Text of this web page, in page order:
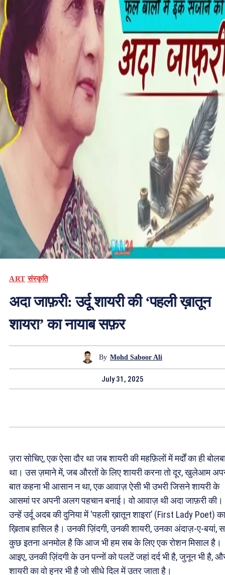
ART संस्कृति
अदा जाफ़री: उर्दू शायरी की ‘पहली ख़ातून
शायरा’ का नायाब सफ़र
By Mohd Saboor Ali
July 31, 2025
ज़रा सोचिए, एक ऐसा दौर था जब शायरी की महफ़िलों में मर्दों का ही
था। उस ज़माने में, जब औरतों के लिए शायरी करना तो दूर, खुलेआम
बात कहना भी आसान न था, एक आवाज़ ऐसी भी उभरी जिसने शायरी के
आसमां पर अपनी अलग पहचान बनाई। वो आवाज़ थी अदा जाफ़री की।
उन्हें उर्दू अदब की दुनिया में ‘पहली ख़ातून शाइरा’ (First Lady Poet) का
ख़िताब हासिल है। उनकी ज़िंदगी, उनकी शायरी, उनका अंदाज़-ए-बयां,
कुछ इतना अनमोल है कि आज भी हम सब के लिए एक रोशन मिसाल है।
आइए, उनकी ज़िंदगी के उन पन्नों को पलटें जहां दर्द भी है, जुनून भी है,
शायरी का वो हुनर भी है जो सीधे दिल में उतर जाता है।